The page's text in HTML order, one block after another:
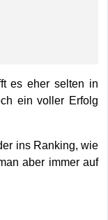
es eher selten in
ein voller Erfolg
ins Ranking, wie
aber immer auf